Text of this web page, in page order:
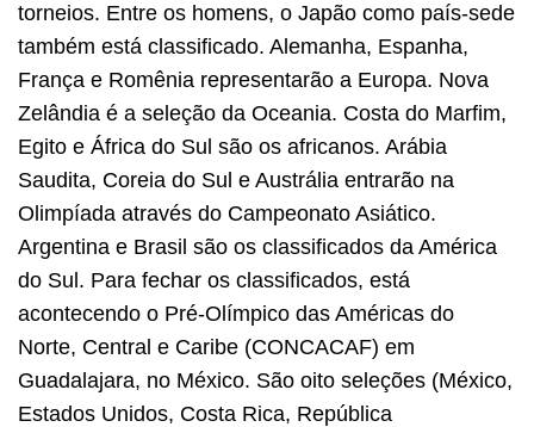
torneios. Entre os homens, o Japão como país-sede
também está classificado. Alemanha, Espanha,
França e Romênia representarão a Europa. Nova
Zelândia é a seleção da Oceania. Costa do Marfim,
Egito e África do Sul são os africanos. Arábia
Saudita, Coreia do Sul e Austrália entrarão na
Olimpíada através do Campeonato Asiático.
Argentina e Brasil são os classificados da América
do Sul. Para fechar os classificados, está
acontecendo o Pré-Olímpico das Américas do
Norte, Central e Caribe (CONCACAF) em
Guadalajara, no México. São oito seleções (México,
Estados Unidos, Costa Rica, República